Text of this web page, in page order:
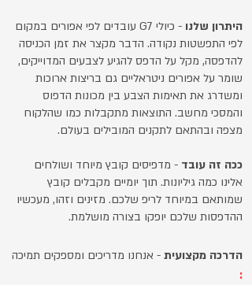
היתרון שלנו
- כיולי G7 עובדים לפי אפורים במקום
לפי התפשטות נקודה. הדבר מקצר את זמן הכניסה
להדפסה, מקל על הדפס להגיע לצבעים המדוייקים,
שומר על אפורים ניטראליים גם בריצות ארוכות
ומשדרג את תאימות הצבע בין מכונות הדפוס
והמסכי מחשב. התוצאות מתקבלות כמו שהלקוח
מצפה ובהתאם לתקנים המובילים בעולם.
​ככה זה עובד - מדפיסים קובץ מיוחד ושולחים
אלינו כמה גיליונות. תוך יומיים מקבלים קובץ
שמותאם במיוחד לריפ שלכם. מזינים וזהו, מעכשיו
ההדפסות שלכם יופקו בצורה מושלמת.
הדרכה מקצועית - אנחנו מדריכים ומספקים תמיכה
: